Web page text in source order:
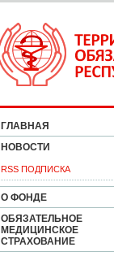
ГЛАВНАЯ
НОВОСТИ
RSS ПОДПИСКА
О ФОНДЕ
ОБЯЗАТЕЛЬНОЕ
МЕДИЦИНСКОЕ
СТРАХОВАНИЕ